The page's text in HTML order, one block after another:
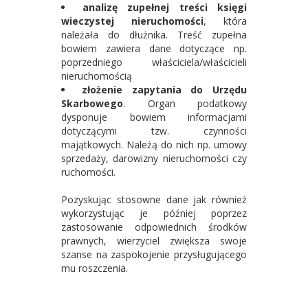
analizę zupełnej treści księgi
wieczystej nieruchomości, która
należała do dłużnika. Treść zupełna
bowiem zawiera dane dotyczące np.
poprzedniego właściciela/właścicieli
nieruchomością
złożenie zapytania do Urzędu
Skarbowego. Organ podatkowy
dysponuje bowiem informacjami
dotyczącymi tzw. czynności
majątkowych. Należą do nich np. umowy
sprzedaży, darowizny nieruchomości czy
ruchomości.
Pozyskując stosowne dane jak również
wykorzystując je później poprzez
zastosowanie odpowiednich środków
prawnych, wierzyciel zwiększa swoje
szanse na zaspokojenie przysługującego
mu roszczenia.